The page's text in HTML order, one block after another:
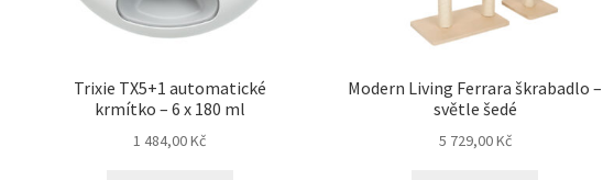
Trixie TX5+1 automatické
krmítko – 6 x 180 ml
1 484,00Kč
Modern Living Ferrara škrabadlo –
světle šedé
5 729,00Kč